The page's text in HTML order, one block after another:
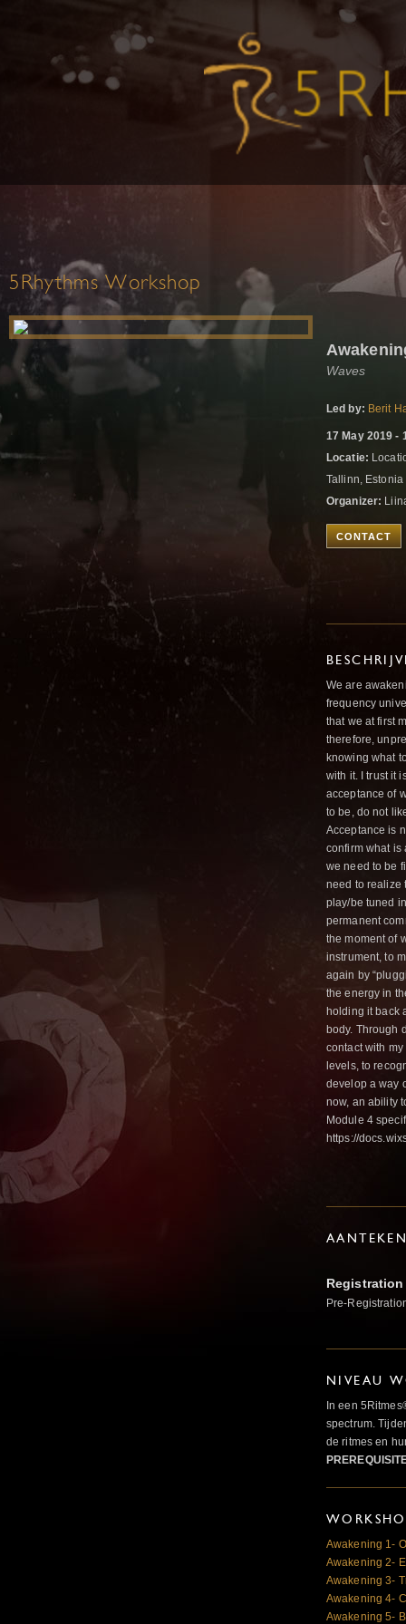
5Rhythms Workshop
Waves
Led by: Berit
17 May 2019 -
Locatie:
Tallinn, Estonia
Organizer:
CONTACT
We are
frequency
that we at first
therefore,
knowing what
with it. I trust it
acceptance of
to be, do not
Acceptance is
confirm what is
we need to be
need to realize
play/be tuned
permanent
the moment of
instrument, to
again by
the energy in
holding it back
body. Through
contact with
levels, to
develop a way
now, an ability
Module 4
https://
Pre-
NIVEAU
In een
spectrum.
de ritmes en
Awakening 1-
Awakening 2-
Awakening 3-
Awakening 4-
Awakening 5-